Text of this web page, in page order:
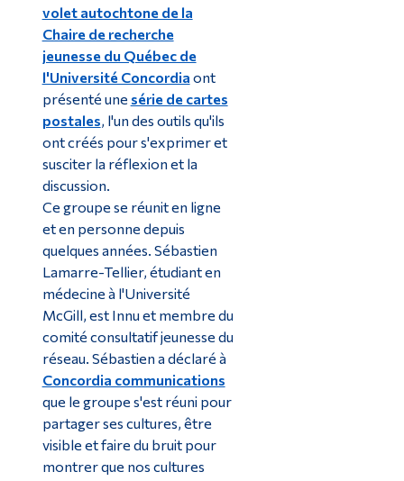
volet autochtone de la
Chaire de recherche
jeunesse du Québec de
l'Université Concordia ont
présenté une série de cartes
postales, l'un des outils qu'ils
ont créés pour s'exprimer et
susciter la réflexion et la
discussion.
Ce groupe se réunit en ligne
et en personne depuis
quelques années. Sébastien
Lamarre-Tellier, étudiant en
médecine à l'Université
McGill, est Innu et membre du
comité consultatif jeunesse du
réseau. Sébastien a déclaré à
Concordia communications
que le groupe s'est réuni pour
partager ses cultures, être
visible et faire du bruit pour
montrer que nos cultures